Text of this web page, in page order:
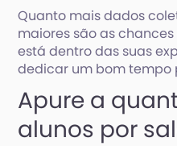
Quanto mais dados
maiores são as
está dentro das suas
dedicar um bom tempo
Apure a
alunos por